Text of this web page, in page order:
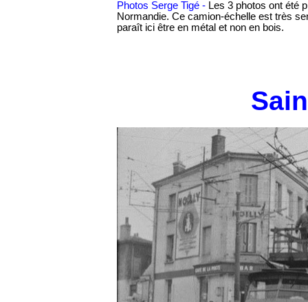
Photos Serge Tigé - Les 3 photos ont été
Normandie. Ce camion-échelle est très
paraît ici être en métal et non